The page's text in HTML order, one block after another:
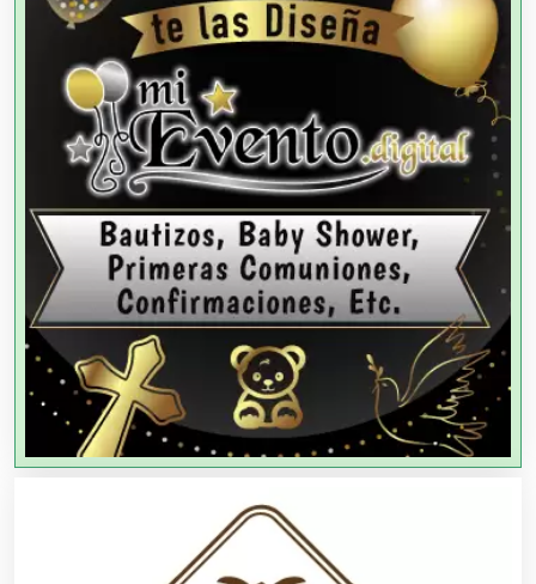
Agencias de Colocación
Agencias de Modelos
Agencias de Publicidad
Agencias de Viajes
Agricultores
Agricultura y Ganadería